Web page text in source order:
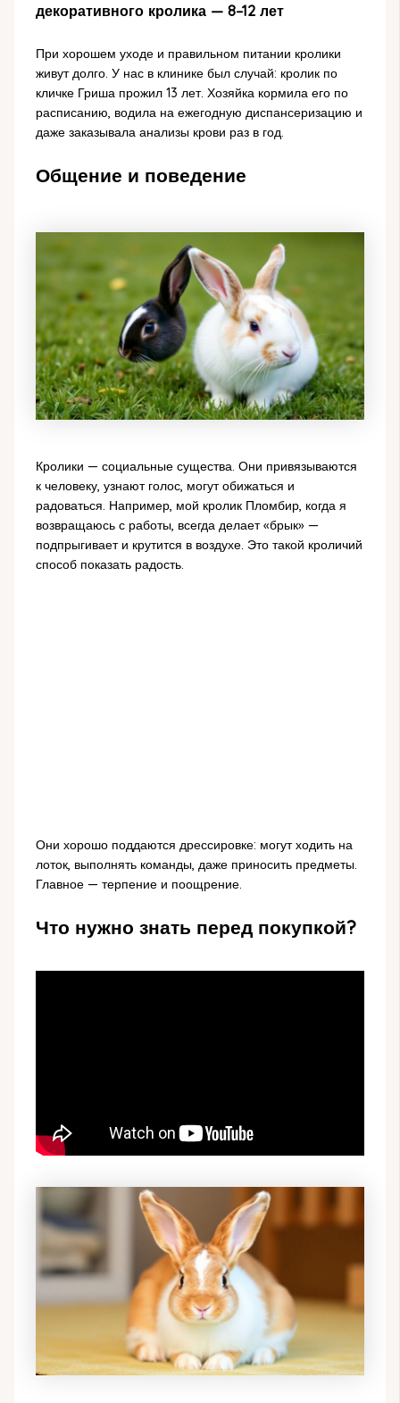
декоративного кролика — 8–12 лет
При хорошем уходе и правильном питании кролики
живут долго. У нас в клинике был случай: кролик по
кличке Гриша прожил 13 лет. Хозяйка кормила его по
расписанию, водила на ежегодную диспансеризацию и
даже заказывала анализы крови раз в год.
Общение и поведение
Кролики — социальные существа. Они привязываются
к человеку, узнают голос, могут обижаться и
радоваться. Например, мой кролик Пломбир, когда я
возвращаюсь с работы, всегда делает «брык» —
подпрыгивает и крутится в воздухе. Это такой кроличий
способ показать радость.
Они хорошо поддаются дрессировке: могут ходить на
лоток, выполнять команды, даже приносить предметы.
Главное — терпение и поощрение.
Что нужно знать перед покупкой?